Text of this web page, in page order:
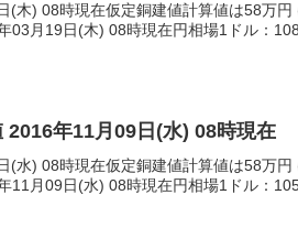
(木) 08時現在仮定銅建値計算値は58万
03月19日(木) 08時現在円相場1ドル：
2016年11月09日(水) 08時現在
(水) 08時現在仮定銅建値計算値は58万
11月09日(水) 08時現在円相場1ドル：